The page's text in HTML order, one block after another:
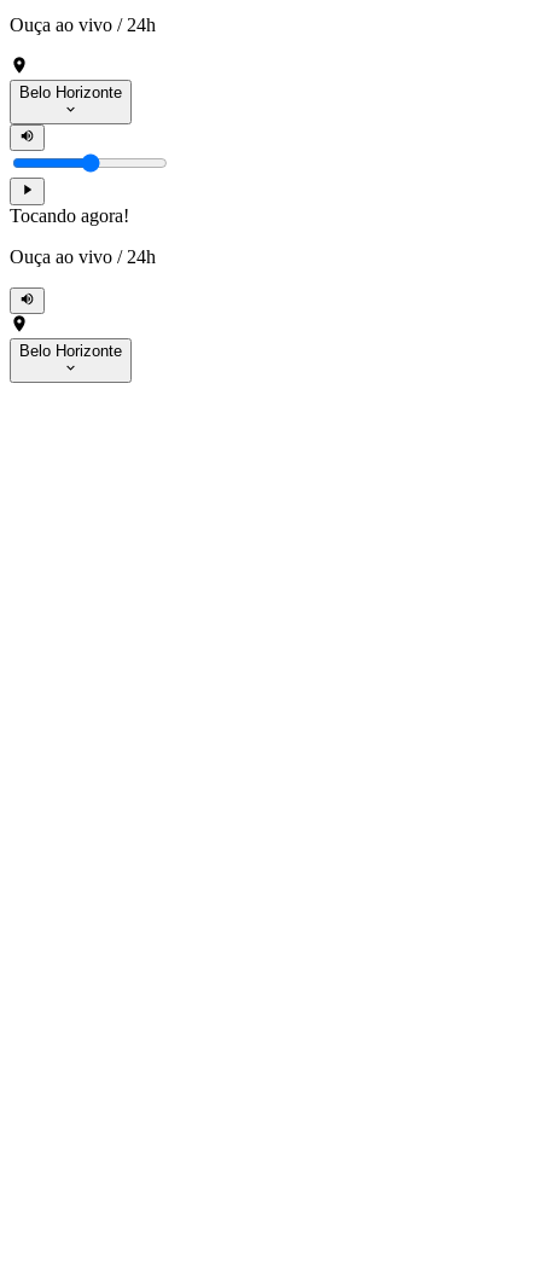
Ouça ao vivo / 24h
Belo Horizonte
Tocando agora!
Ouça ao vivo / 24h
Belo Horizonte